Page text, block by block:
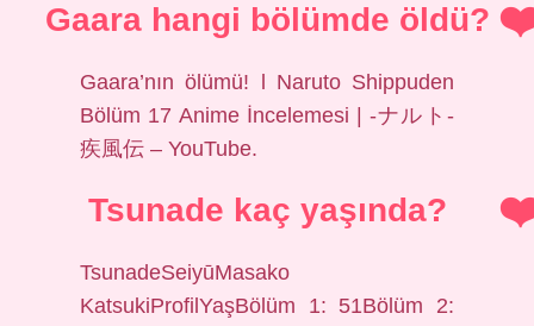
Gaara hangi bölümde öldü?
Gaara’nın ölümü! l Naruto Shippuden
Bölüm 17 Anime İncelemesi | -ナルト-
疾風伝 – YouTube.
Tsunade kaç yaşında?
TsunadeSeiyūMasako
KatsukiProfilYaşBölüm 1: 51Bölüm 2: